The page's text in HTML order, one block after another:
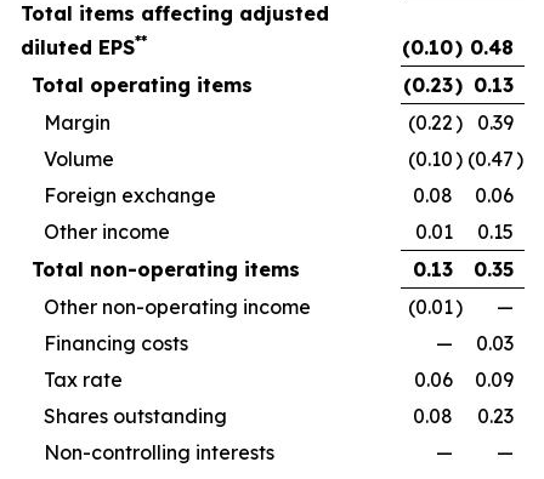
Total items affecting adjusted
diluted EPS** (0.10) 0.48
Total operating items
(0.23) 0.13
Margin
(0.22)
0.39
Volume
(0.10) (0.47)
Foreign exchange
0.08
0.06
Other income
0.01
0.15
Total non-operating items
0.13
0.35
Other non-operating income
(0.01)
—
Financing costs
—
0.03
Tax rate
0.06
0.09
Shares outstanding
0.08
0.23
Non-controlling interests
— —